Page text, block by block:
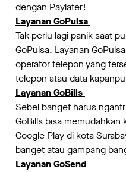
dengan Paylater!
Layanan GoPulsa
Tak perlu lagi panik saat
GoPulsa. Layanan
operator telepon yang
telepon atau data
Layanan GoBills
Sebel banget harus
GoBills bisa memudahkan
Google Play di kota
banget atau gampang
Layanan GoSend